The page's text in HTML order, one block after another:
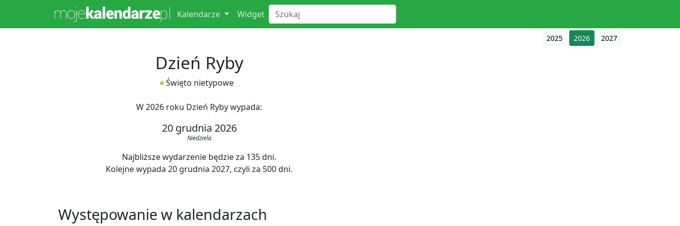
Kalendarze Widget
2025 2026 2027
Dzień Ryby
Święto nietypowe
W 2026 roku Dzień Ryby wypada:
20 grudnia 2026
Niedziela
Najbliższe wydarzenie będzie za 135 dni.
Kolejne wypada 20 grudnia 2027, czyli za 500 dni.
Występowanie w kalendarzach